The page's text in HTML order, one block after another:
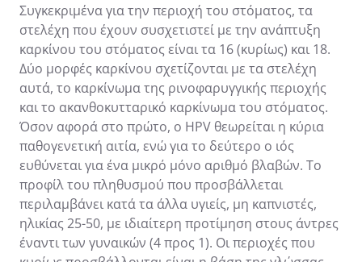
Συγκεκριμένα για την περιοχή του στόματος, τα
στελέχη που έχουν συσχετιστεί με την ανάπτυξη
καρκίνου του στόματος είναι τα 16 (κυρίως) και 18.
Δύο μορφές καρκίνου σχετίζονται με τα στελέχη
αυτά, το καρκίνωμα της ρινοφαρυγγικής περιοχής
και το ακανθοκυτταρικό καρκίνωμα του στόματος.
Όσον αφορά στο πρώτο, ο HPV θεωρείται η κύρια
παθογενετική αιτία, ενώ για το δεύτερο ο ιός
ευθύνεται για ένα μικρό μόνο αριθμό βλαβών. Το
προφίλ του πληθυσμού που προσβάλλεται
περιλαμβάνει κατά τα άλλα υγιείς, μη καπνιστές,
ηλικίας 25-50, με ιδιαίτερη προτίμηση στους άντρες
έναντι των γυναικών (4 προς 1). Οι περιοχές που